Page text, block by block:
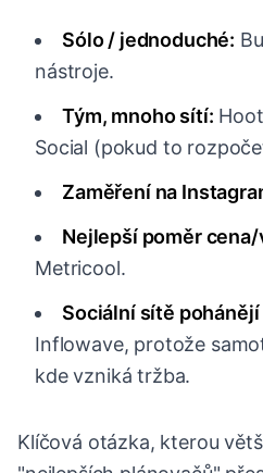
Sólo / jednoduché:
nástroje.
Tým, mnoho sítí:
Social (pokud to
Zaměření na
Nejlepší poměr
Metricool.
Sociální sítě pohánějí
Inflowave, protože
kde vzniká tržba.
Klíčová otázka, kterou